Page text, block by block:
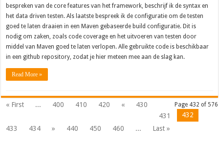
bespreken van de core features van het framework, beschrijf ik de syntax en
het data driven testen. Als laatste bespreek ik de configuratie om de testen
goed te laten draaien in een Maven gebaseerde build configuratie. Dit is
nodig om zaken, zoals code coverage en het uitvoeren van testen door
middel van Maven goed te laten verlopen. Alle gebruikte code is beschikbaar
in een github repository, zodat je hier meteen mee aan de slag kan.
Read More »
Page 432 of 576
« First ... 400 410 420 «
430
431
432
433
434 » 440 450 460 ... Last »